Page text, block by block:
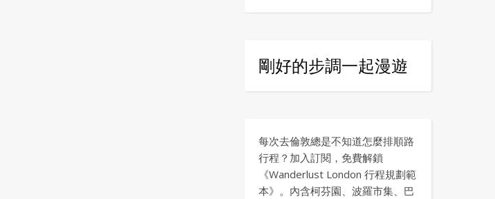
剛好的步調一起漫遊
每次去倫敦總是不知道怎麼排順路
行程？加入訂閱，免費解鎖
《Wanderlust London 行程規劃範
本》。內含柯芬園、波羅市集、巴